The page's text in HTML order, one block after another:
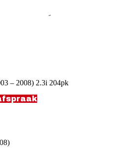
– 2008) 2.3i 204pk